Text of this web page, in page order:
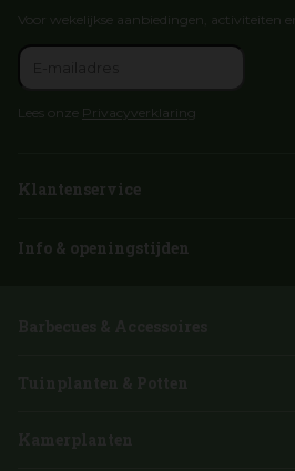
Voor wekelijkse aanbiedingen, activiteiten
Lees onze Privacyverklaring
Klantenservice
Info & openingstijden